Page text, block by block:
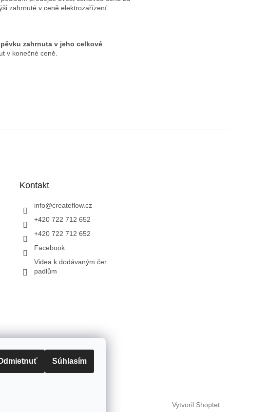
Súhlasím
zahrnuté v ceně elektrozařízení.
zahrnuta v jeho celkové
v konečné ceně.
Kontakt
info@createflow.cz
+420 722 712 652
+420 722 712 652
Facebook
Videa k dodávaným čer
padlům
Vytvoril Shoptet